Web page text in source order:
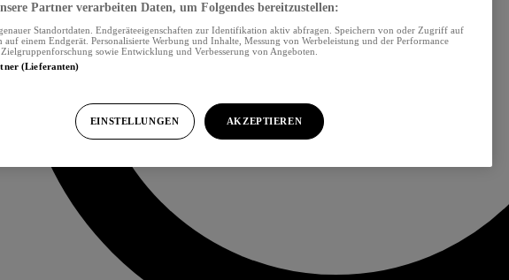
Partner verarbeiten Daten, um Folgendes bereitzustellen:
Standortdaten. Endgeräteeigenschaften zur Identifikation aktiv abfragen. Speichern von oder Zugriff auf
einem Endgerät. Personalisierte Werbung und Inhalte, Messung von Werbeleistung und der Performance
sowie Entwicklung und Verbesserung von Angeboten.
(Lieferanten)
EINSTELLUNGEN AKZEPTIEREN